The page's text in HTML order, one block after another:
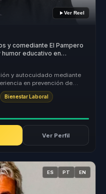
Ver Reel
y comediante El Pampero
educativo en
equipos.
y autocuidado mediante
en prevención de
Bienestar Laboral
Ver Perfil
ES PT EN